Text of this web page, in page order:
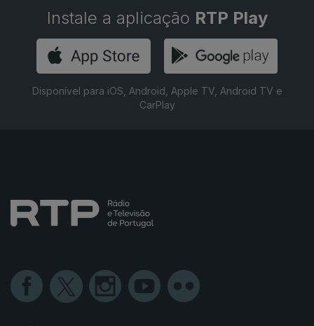
Instale a aplicação RTP Play
Disponível para iOS, Android, Apple TV, Android TV e
CarPlay